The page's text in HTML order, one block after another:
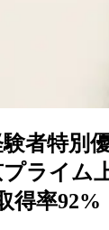
験者特別
ライム
得率92%